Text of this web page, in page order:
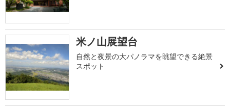
米ノ山展望台
自然と夜景の大パノラマを眺望できる絶景
スポット